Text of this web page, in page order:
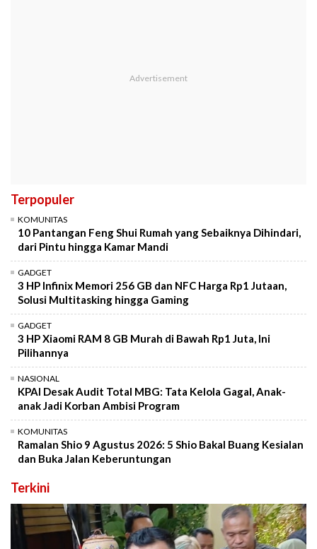
Terpopuler
KOMUNITAS
10 Pantangan Feng Shui Rumah yang Sebaiknya Dihindari,
dari Pintu hingga Kamar Mandi
GADGET
3 HP Infinix Memori 256 GB dan NFC Harga Rp1 Jutaan,
Solusi Multitasking hingga Gaming
GADGET
3 HP Xiaomi RAM 8 GB Murah di Bawah Rp1 Juta, Ini
Pilihannya
NASIONAL
KPAI Desak Audit Total MBG: Tata Kelola Gagal, Anak-
anak Jadi Korban Ambisi Program
KOMUNITAS
Ramalan Shio 9 Agustus 2026: 5 Shio Bakal Buang Kesialan
dan Buka Jalan Keberuntungan
Terkini